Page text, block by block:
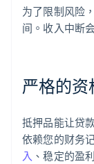
为了限制风险
间。收入中断
严格的资
抵押品能让贷
依赖您的财务
入 、稳定的盈